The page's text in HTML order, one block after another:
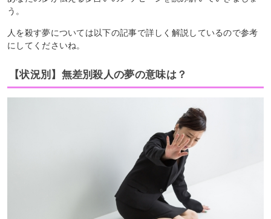
う。
人を殺す夢については以下の記事で詳しく解説しているので参考
にしてくださいね。
【状況別】無差別殺人の夢の意味は？